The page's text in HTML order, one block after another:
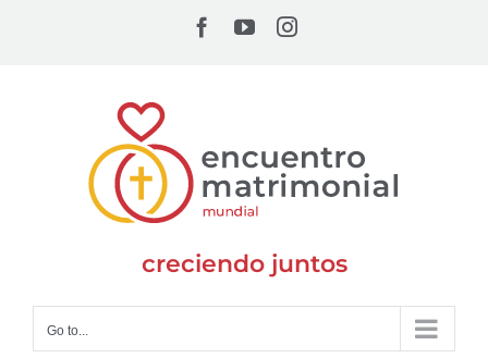
Facebook
YouTubeInstagram
creciendo juntos
Go to...